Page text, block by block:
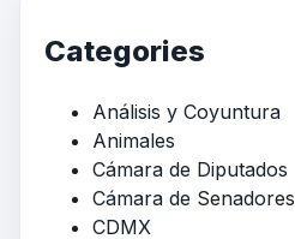
Categories
Análisis y Coyuntura
Animales
Cámara de Diputados
Cámara de Senadores
CDMX